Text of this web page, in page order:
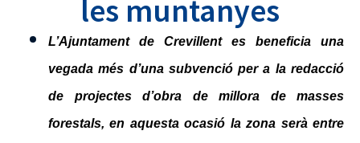
les muntanyes
L’Ajuntament de Crevillent es beneficia una
vegada més d’una subvenció per a la redacció
de projectes d’obra de millora de masses
forestals, en aquesta ocasió la zona serà entre